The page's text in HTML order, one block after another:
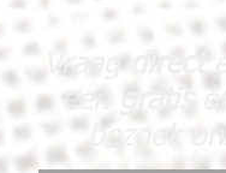
Vraag direct
een gratis
bezoek